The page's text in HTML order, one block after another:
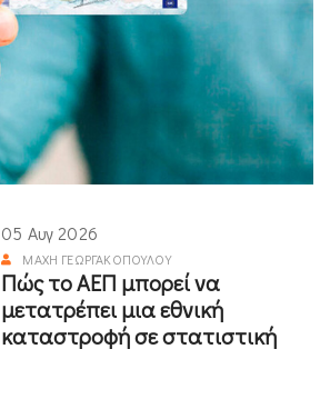
05 Αυγ 2026
ΜΆΧΗ ΓΕΩΡΓΑΚΟΠΟΎΛΟΥ
Πώς το ΑΕΠ μπορεί να
μετατρέπει μια εθνική
καταστροφή σε στατιστική